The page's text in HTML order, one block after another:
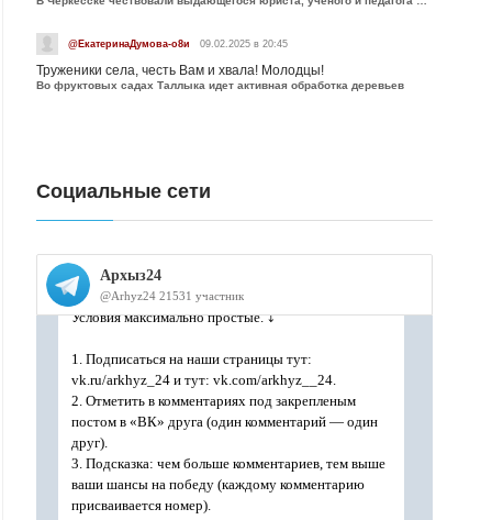
@ЕкатеринаДумова-о8и 09.02.2025 в 20:45
Труженики села, честь Вам и хвала! Молодцы!
Во фруктовых садах Таллыка идет активная обработка деревьев
Социальные сети